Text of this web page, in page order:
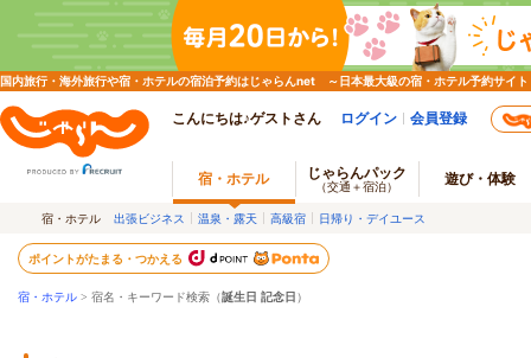
国内旅行・海外旅行や宿・ホテルの宿泊予約はじゃらんnet ～日本最大級の宿・ホテル予約サイト
こんにちは♪ゲストさん ログイン 会員登録
宿・ホテル じゃらんパック
（交通＋宿泊） 遊び・体験
宿・ホテル 出張ビジネス 温泉・露天 高級宿 日帰り・デイユース
ポイントがたまる・つかえる
宿・ホテル > 宿名・キーワード検索（誕生日 記念日 ）